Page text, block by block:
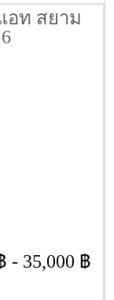
อท สยาม
- 35,000 ฿